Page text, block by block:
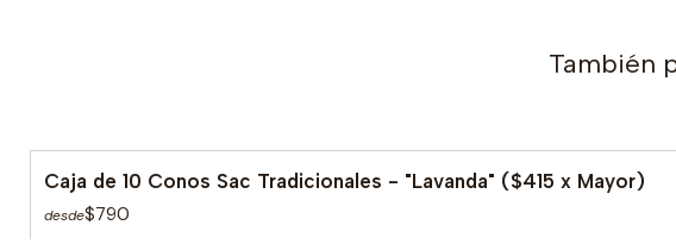
También
Caja de 10 Conos Sac Tradicionales - "Lavanda" ($415 x Mayor)
desde$790